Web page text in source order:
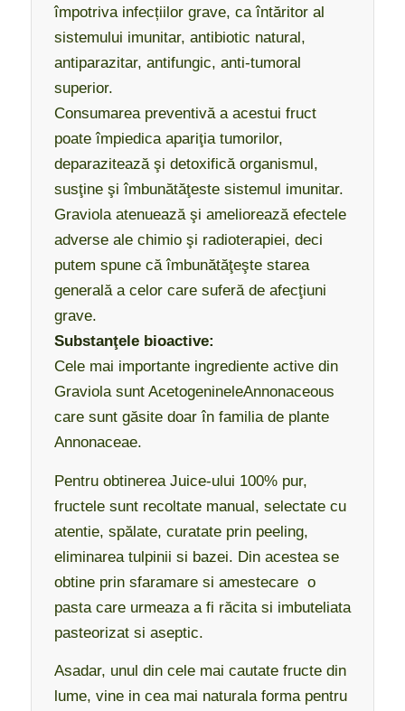
împotriva infecțiilor grave, ca întăritor al
sistemului imunitar, antibiotic natural,
antiparazitar, antifungic, anti-tumoral
superior.
Consumarea preventivă a acestui fruct
poate împiedica apariţia tumorilor,
deparazitează şi detoxifică organismul,
susţine şi îmbunătăţeste sistemul imunitar.
Graviola atenuează şi ameliorează efectele
adverse ale chimio şi radioterapiei, deci
putem spune că îmbunătăţeşte starea
generală a celor care suferă de afecţiuni
grave.
Substanţele bioactive:
Cele mai importante ingrediente active din
Graviola sunt AcetogenineleAnnonaceous
care sunt găsite doar în familia de plante
Annonaceae.
Pentru obtinerea Juice-ului 100% pur,
fructele sunt recoltate manual, selectate cu
atentie, spălate, curatate prin peeling,
eliminarea tulpinii si bazei. Din acestea se
obtine prin sfaramare si amestecare o
pasta care urmeaza a fi răcita si imbuteliata
pasteorizat si aseptic.
Asadar, unul din cele mai cautate fructe din
lume, vine in cea mai naturala forma pentru